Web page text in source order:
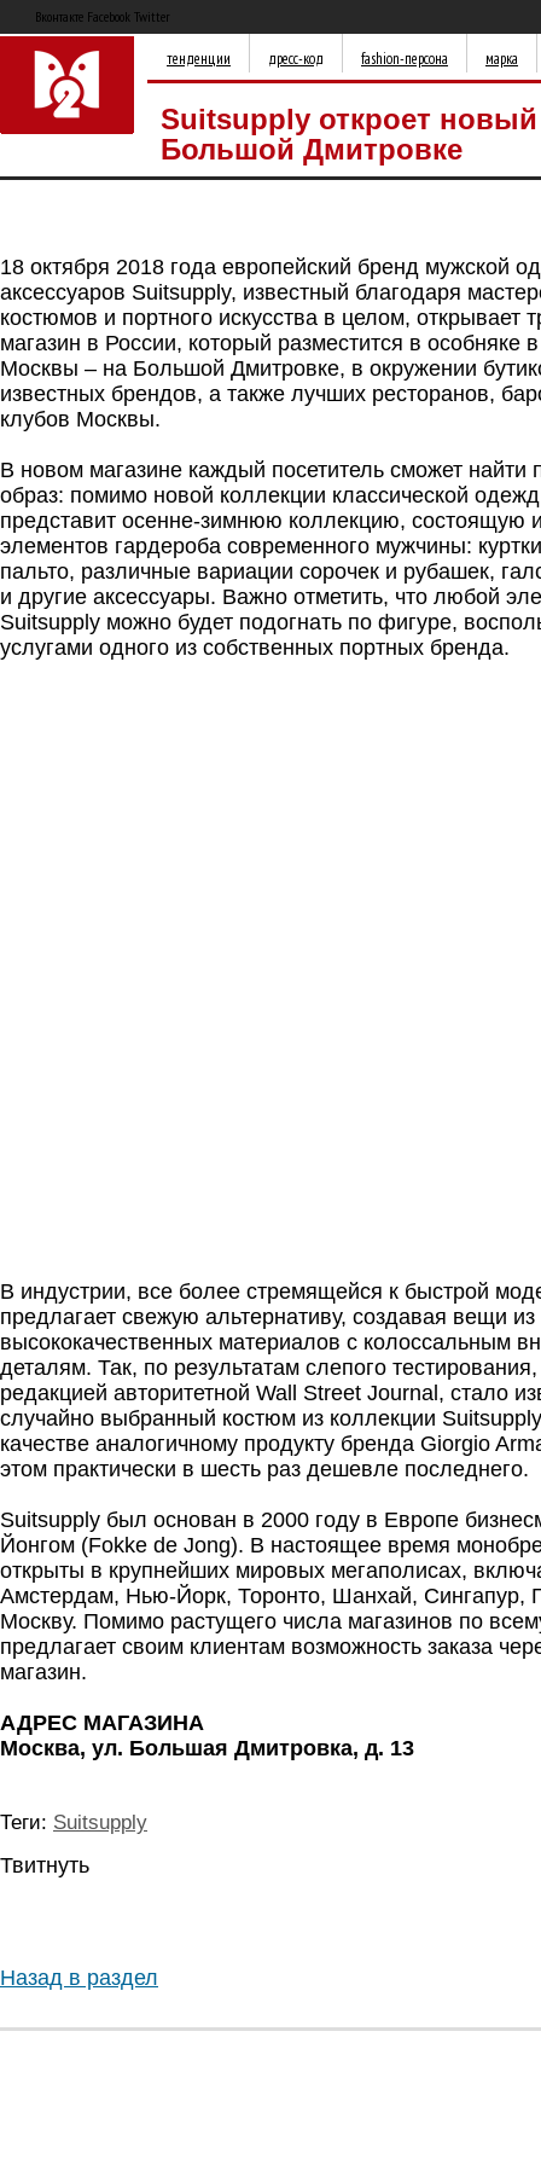
Вконтакте Facebook Twitter
тенденции дресс-код fashion-персона марка
Suitsupply откроет новый
Большой Дмитровке
18 октября 2018 года европейский бренд мужской
аксессуаров Suitsupply, известный благодаря
костюмов и портного искусства в целом, открывает
магазин в России, который разместится в особняке
Москвы – на Большой Дмитровке, в окружении
известных брендов, а также лучших ресторанов,
клубов Москвы.
В новом магазине каждый посетитель сможет найти
образ: помимо новой коллекции классической
представит осенне-зимнюю коллекцию, состоящую
элементов гардероба современного мужчины:
пальто, различные вариации сорочек и рубашек,
и другие аксессуары. Важно отметить, что любой
Suitsupply можно будет подогнать по фигуре,
услугами одного из собственных портных бренда.
В индустрии, все более стремящейся к быстрой
предлагает свежую альтернативу, создавая вещи из
высококачественных материалов c колоссальным
деталям. Так, по результатам слепого
редакцией авторитетной Wall Street Journal, стало
случайно выбранный костюм из коллекции
качестве аналогичному продукту бренда Giorgio
этом практически в шесть раз дешевле последнего.
Suitsupply был основан в 2000 году в Европе
Йонгом (Fokke de Jong). В настоящее время
открыты в крупнейших мировых мегаполисах,
Амстердам, Нью-Йорк, Торонто, Шанхай, Сингапур,
Москву. Помимо растущего числа магазинов по
предлагает своим клиентам возможность заказа
магазин.
АДРЕС МАГАЗИНА
Москва, ул. Большая Дмитровка, д. 13
Теги: Suitsupply
Твитнуть
Назад в раздел